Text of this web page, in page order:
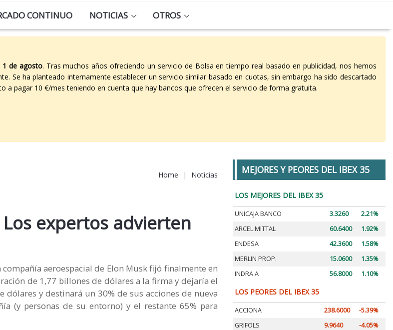
CONTINUO NOTICIAS OTROS
1 de agosto. Tras muchos años ofreciendo un servicio de Bolsa en tiempo real basado en publicidad, nos hemos
Se ha planteado internamente establecer un servicio similar basado en cuotas, sin embargo ha sido descartado
a pagar 10 €/mes teniendo en cuenta que hay bancos que ofrecen el servicio de forma gratuita.
Home | Noticias
Los expertos advierten
aeroespacial de Elon Musk fijó finalmente en
de 1,77 billones de dólares a la firma y dejaría el
y destinará un 30% de sus acciones de nueva
(y personas de su entorno) y el restante 65% para
MEJORES Y PEORES DEL IBEX 35
LOS MEJORES DEL IBEX 35
UNICAJA BANCO 3.3260
2.21%
ARCEL.MITTAL
60.6400
1.92%
ENDESA
42.3600
1.58%
MERLIN PROP.
15.0600
1.35%
INDRA A
56.8000 1.10%
LOS PEORES DEL IBEX 35
ACCIONA 238.6000
-5.39%
GRIFOLS
9.9640
-4.05%